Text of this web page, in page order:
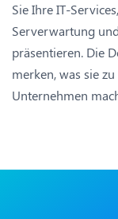
Sie Ihre IT-
Serverwartung
präsentieren. Die
merken, was sie
Unternehmen